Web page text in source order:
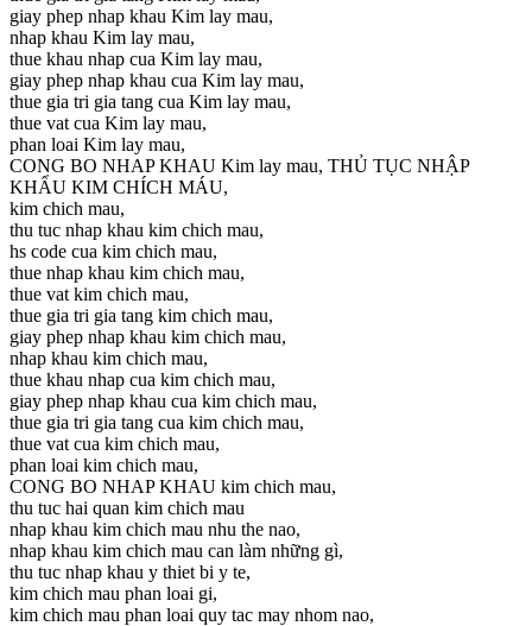
giay phep nhap khau Kim lay mau,
nhap khau Kim lay mau,
thue khau nhap cua Kim lay mau,
giay phep nhap khau cua Kim lay mau,
thue gia tri gia tang cua Kim lay mau,
thue vat cua Kim lay mau,
phan loai Kim lay mau,
CONG BO NHAP KHAU Kim lay mau, THỦ TỤC NHẬP
KHẨU KIM CHÍCH MÁU,
kim chich mau,
thu tuc nhap khau kim chich mau,
hs code cua kim chich mau,
thue nhap khau kim chich mau,
thue vat kim chich mau,
thue gia tri gia tang kim chich mau,
giay phep nhap khau kim chich mau,
nhap khau kim chich mau,
thue khau nhap cua kim chich mau,
giay phep nhap khau cua kim chich mau,
thue gia tri gia tang cua kim chich mau,
thue vat cua kim chich mau,
phan loai kim chich mau,
CONG BO NHAP KHAU kim chich mau,
thu tuc hai quan kim chich mau
nhap khau kim chich mau nhu the nao,
nhap khau kim chich mau can làm những gì,
thu tuc nhap khau y thiet bi y te,
kim chich mau phan loai gi,
kim chich mau phan loai quy tac may nhom nao,